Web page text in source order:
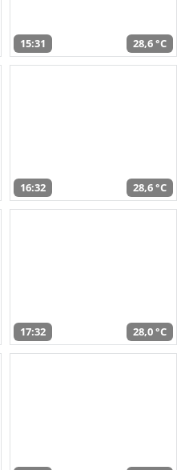
15:31 28,6 °C
16:32 28,6 °C
17:32 28,0 °C